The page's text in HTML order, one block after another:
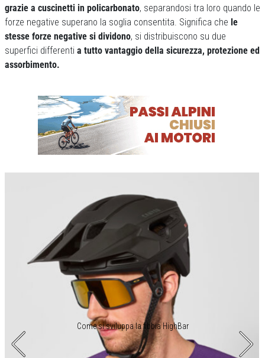
grazie a cuscinetti in policarbonato, separandosi tra loro quando le
forze negative superano la soglia consentita. Significa che le
stesse forze negative si dividono, si distribuiscono su due
superfici differenti a tutto vantaggio della sicurezza, protezione ed
assorbimento.
Come si sviluppa la fibbia HighBar